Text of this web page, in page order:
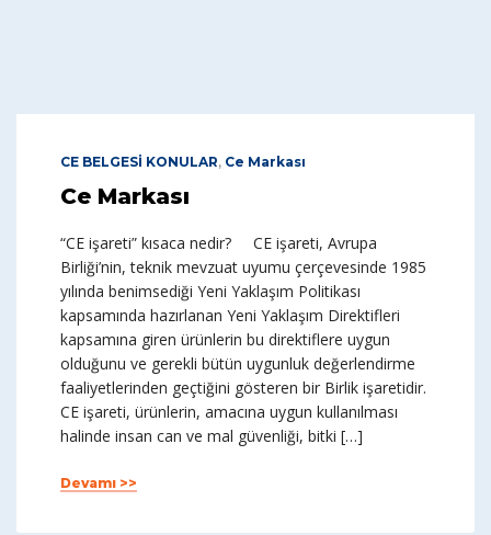
CE BELGESİ KONULAR, Ce Markası
Ce Markası
“CE işareti” kısaca nedir? CE işareti, Avrupa
Birliği’nin, teknik mevzuat uyumu çerçevesinde 1985
yılında benimsediği Yeni Yaklaşım Politikası
kapsamında hazırlanan Yeni Yaklaşım Direktifleri
kapsamına giren ürünlerin bu direktiflere uygun
olduğunu ve gerekli bütün uygunluk değerlendirme
faaliyetlerinden geçtiğini gösteren bir Birlik işaretidir.
CE işareti, ürünlerin, amacına uygun kullanılması
halinde insan can ve mal güvenliği, bitki […]
Devamı >>